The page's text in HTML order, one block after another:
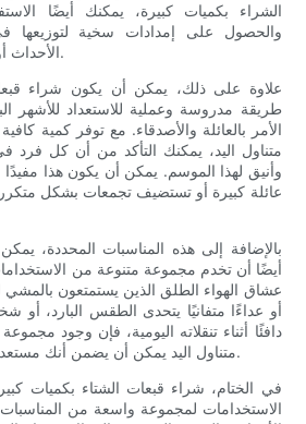
الشراء بكميات كبيرة، يمكنك أيضًا
والحصول على إمدادات سخية لتوزيعها
الأحداث أو كجزء من حملة ترويجية.
علاوة على ذلك، يمكن أن يكون شراء
طريقة مدروسة وعملية للاستعداد للأشهر
الأمر بالعائلة والأصدقاء. مع توفر كمية
متناول اليد، يمكنك التأكد من أن كل فرد
وأنيق لهذا الموسم. يمكن أن يكون هذا
عائلة كبيرة أو تستضيف تجمعات بشكل
بالإضافة إلى هذه المناسبات المحددة، يمكن
أيضًا أن تخدم مجموعة متنوعة من
عشاق الهواء الطلق الذين يستمتعون بالمشي
أو عداءًا متفانيًا يتحدى الطقس البارد، أو
دافئًا أثناء تنقلاته اليومية، فإن وجود
متناول اليد يمكن أن يضمن أنك مستعد دائمًا مهما يجلب الموسم.
في الختام، شراء قبعات الشتاء بكميات
الاستخدامات لمجموعة واسعة من